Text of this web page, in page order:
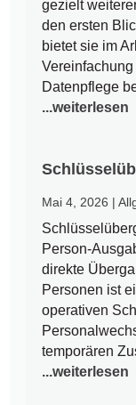
gezielt
den ersten
bietet sie im
Datenpflege
...weiterlesen
Mai 4, 2026 |
Person-
direkte
Personen ist
operativen
temporären
...weiterlesen